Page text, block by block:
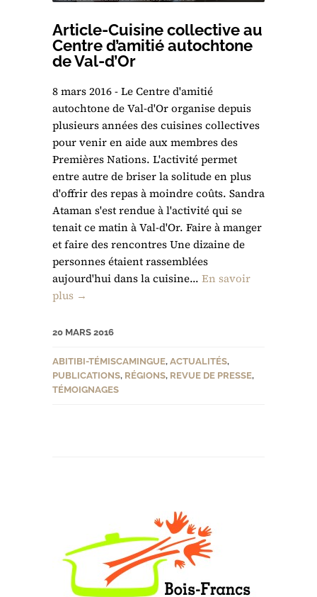
Article-Cuisine collective au
Centre d’amitié autochtone
de Val-d’Or
8 mars 2016 - Le Centre d'amitié
autochtone de Val-d'Or organise depuis
plusieurs années des cuisines collectives
pour venir en aide aux membres des
Premières Nations. L'activité permet
entre autre de briser la solitude en plus
d'offrir des repas à moindre coûts. Sandra
Ataman s'est rendue à l'activité qui se
tenait ce matin à Val-d'Or. Faire à manger
et faire des rencontres Une dizaine de
personnes étaient rassemblées
aujourd'hui dans la cuisine... En savoir
plus →
20 MARS 2016
ABITIBI-TÉMISCAMINGUE, ACTUALITÉS,
PUBLICATIONS, RÉGIONS, REVUE DE PRESSE,
TÉMOIGNAGES